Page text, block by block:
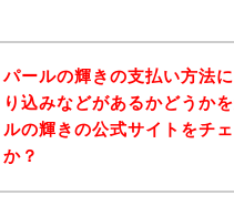
パールの輝きの支払い方法
り込みなどがあるかどうか
ルの輝きの公式サイトをチ
か？